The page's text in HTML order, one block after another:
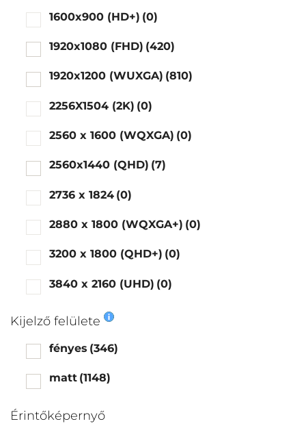
1600x900 (HD+) (0)
1920x1080 (FHD) (420)
1920x1200 (WUXGA) (810)
2256X1504 (2K) (0)
2560 x 1600 (WQXGA) (0)
2560x1440 (QHD) (7)
2736 x 1824 (0)
2880 x 1800 (WQXGA+) (0)
3200 x 1800 (QHD+) (0)
3840 x 2160 (UHD) (0)
Kijelző felülete
fényes (346)
matt (1148)
Érintőképernyő